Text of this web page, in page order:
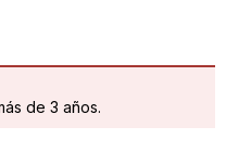
de 3 años.